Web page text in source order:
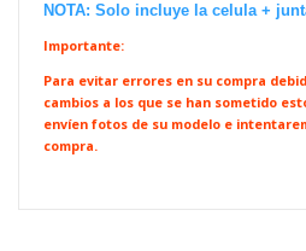
NOTA: Solo incluye la celula +
Importante:
Para evitar errores en su compra
cambios a los que se han sometido
envíen fotos de su modelo e
compra.